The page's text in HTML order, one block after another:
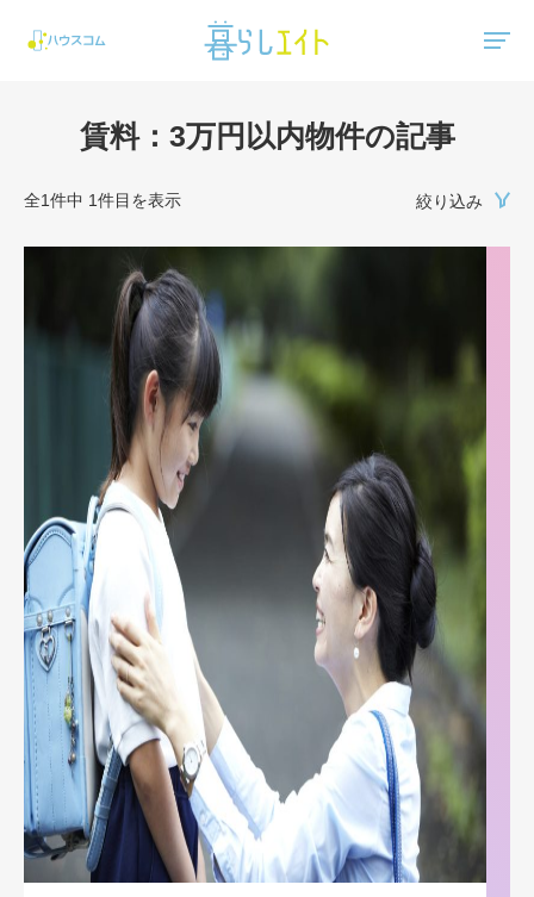
賃料：3万円以内物件の記事
全1件中 1件目を表示 絞り込み